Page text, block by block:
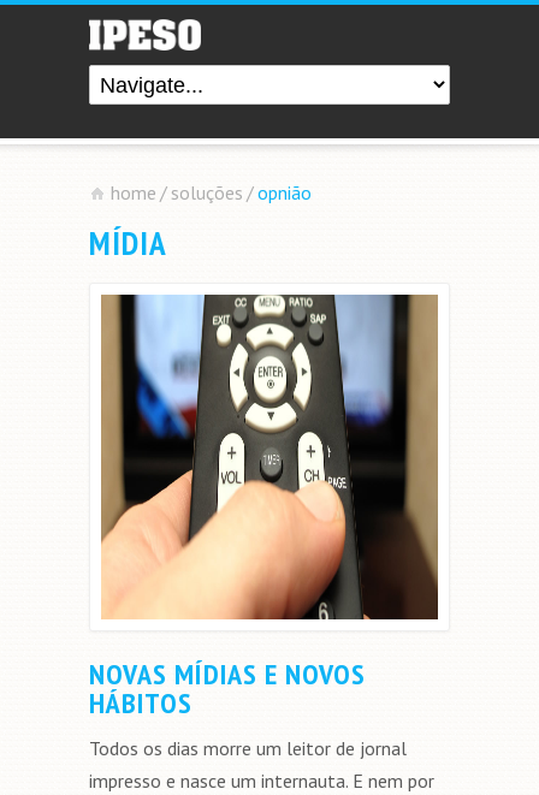
home / soluções /opnião
MÍDIA
NOVAS MÍDIAS E NOVOS
HÁBITOS
Todos os dias morre um leitor de jornal
impresso e nasce um internauta. E nem por